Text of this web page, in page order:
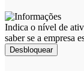
Indica o nível de
saber se a empresa
Desbloquear